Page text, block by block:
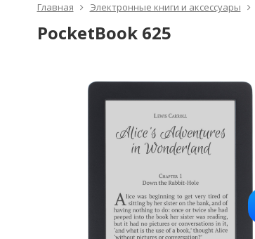
Главная Электронные книги и аксессуары
PocketBook 625